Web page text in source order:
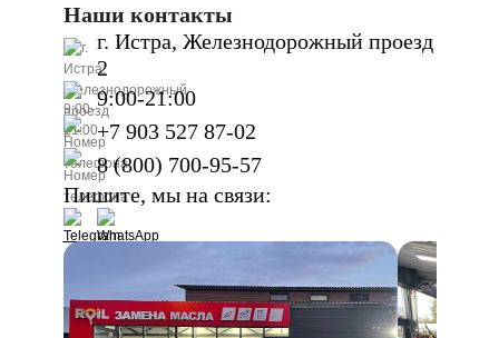
Наши контакты
г. Истра, Железнодорожный проезд
2
9:00-21:00
+7 903 527 87-02
8 (800) 700-95-57
Пишите, мы на связи: